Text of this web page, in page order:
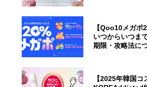
【Qoo10メガ
いつからいつま
期限・攻略法に
【2025年韓国コ